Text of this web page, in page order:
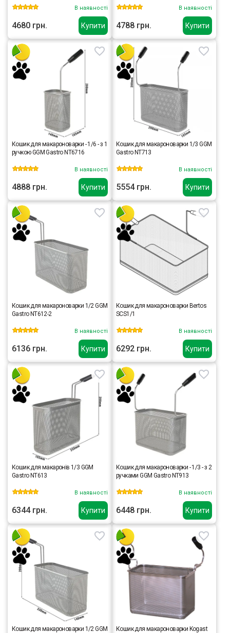
Купити
В наявності
4680 грн. Купити
В наявності
4788 грн.
Купити
Кошик для макароноварки - 1/6 - з 1
ручкою GGM Gastro NT6716
В наявності
4888 грн. Купити
Кошик для макароноварки 1/3 GGM
Gastro NT713
В наявності
5554 грн.
Купити
Кошик для макароноварки 1/2 GGM
Gastro NT612-2
В наявності
6136 грн. Купити
Кошик для макароноварки Bertos
SCS1/1
В наявності
6292 грн.
Купити
Кошик для макаронів 1/3 GGM
Gastro NT613
В наявності
6344 грн. Купити
Кошик для макароноварки - 1/3 - з 2
ручками GGM Gastro NT913
В наявності
6448 грн.
Кошик для макароноварки 1/2 GGM
Кошик для макароноварки Kogast